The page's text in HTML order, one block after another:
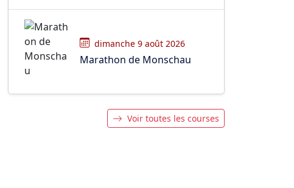
dimanche 9 août 2026
Marathon de Monschau
Voir toutes les courses